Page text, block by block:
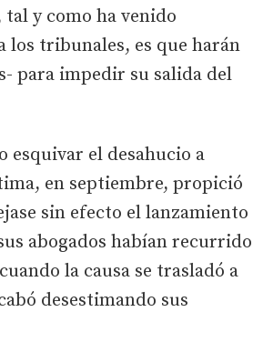
tal y como ha venido
los tribunales, es que harán
para impedir su salida del
esquivar el desahucio a
en septiembre, propició
sin efecto el lanzamiento
abogados habían recurrido
la causa se trasladó a
desestimando sus